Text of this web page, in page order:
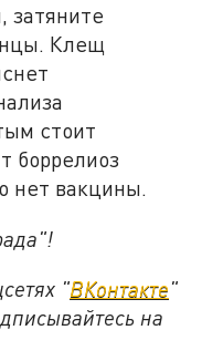
затяните
Клещ
стоит
боррелиоз
нет вакцины.
"ВКонтакте"
на